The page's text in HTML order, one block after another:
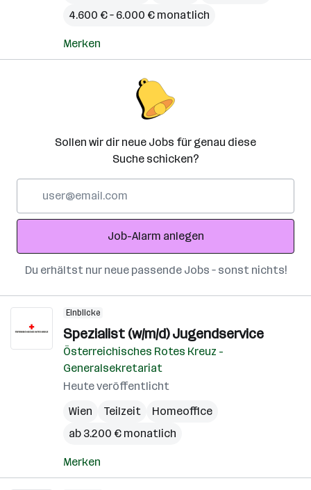
4.600 € – 6.000 € monatlich
Merken
Sollen wir dir neue Jobs für genau diese
Suche schicken?
Adresse
Job-Alarm anlegen
Du erhältst nur neue passende Jobs – sonst nichts!
Einblicke
Spezialist (w/m/d) Jugendservice
Österreichisches Rotes Kreuz -
Generalsekretariat
Heute veröffentlicht
Wien
Teilzeit
Homeoffice
ab 3.200 € monatlich
Merken